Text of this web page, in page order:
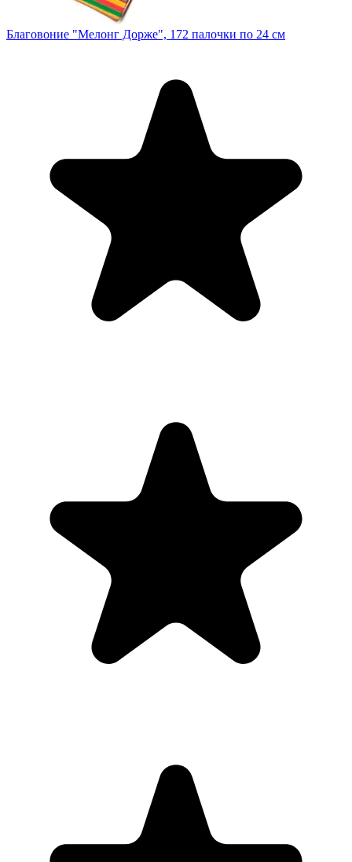
Благовоние "Мелонг Дорже", 172 палочки по 24 см